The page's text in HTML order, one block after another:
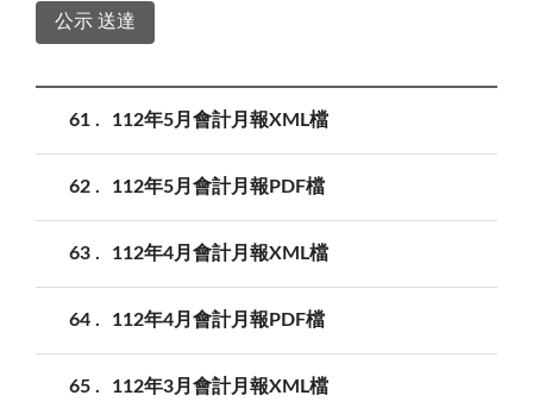
公示 送達
61 112年5月會計月報XML檔
62 112年5月會計月報PDF檔
63 112年4月會計月報XML檔
64 112年4月會計月報PDF檔
65 112年3月會計月報XML檔